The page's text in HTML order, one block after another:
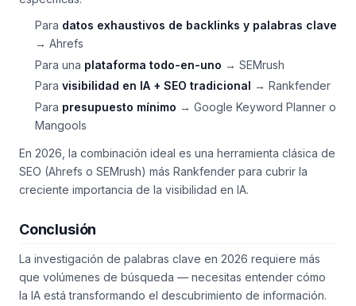
Para datos exhaustivos de backlinks y palabras clave
→ Ahrefs
Para una plataforma todo-en-uno → SEMrush
Para visibilidad en IA + SEO tradicional → Rankfender
Para presupuesto mínimo → Google Keyword Planner o
Mangools
En 2026, la combinación ideal es una herramienta clásica de
SEO (Ahrefs o SEMrush) más Rankfender para cubrir la
creciente importancia de la visibilidad en IA.
Conclusión
La investigación de palabras clave en 2026 requiere más
que volúmenes de búsqueda — necesitas entender cómo
la IA está transformando el descubrimiento de información.